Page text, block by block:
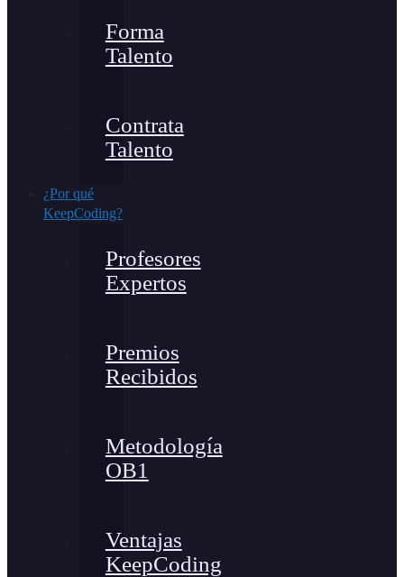
Forma
Talento
Contrata
Talento
¿Por qué
KeepCoding?
Profesores
Expertos
Premios
Recibidos
Metodología
OB1
Ventajas
KeepCoding